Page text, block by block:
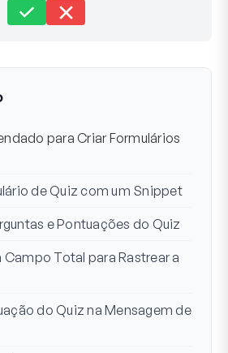
25 de fev de 2026
para Criar Formulários
de Quiz com um Snippet
e Pontuações do Quiz
Total para Rastrear a
do Quiz na Mensagem de